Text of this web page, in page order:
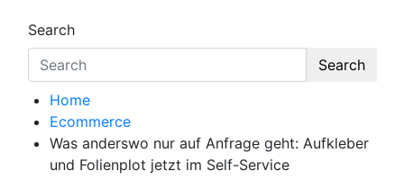
Search
Search
Home
Ecommerce
Was anderswo nur auf Anfrage geht: Aufkleber
und Folienplot jetzt im Self-Service